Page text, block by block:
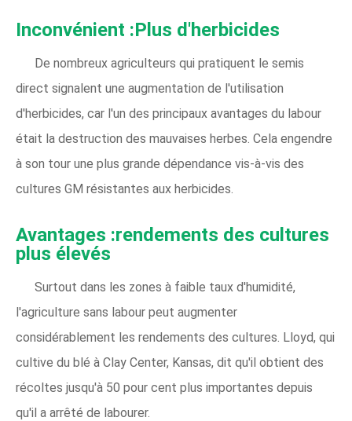
Inconvénient :Plus d'herbicides
De nombreux agriculteurs qui pratiquent le semis
direct signalent une augmentation de l'utilisation
d'herbicides, car l'un des principaux avantages du labour
était la destruction des mauvaises herbes. Cela engendre
à son tour une plus grande dépendance vis-à-vis des
cultures GM résistantes aux herbicides.
Avantages :rendements des cultures
plus élevés
Surtout dans les zones à faible taux d'humidité,
l'agriculture sans labour peut augmenter
considérablement les rendements des cultures. Lloyd, qui
cultive du blé à Clay Center, Kansas, dit qu'il obtient des
récoltes jusqu'à 50 pour cent plus importantes depuis
qu'il a arrêté de labourer.